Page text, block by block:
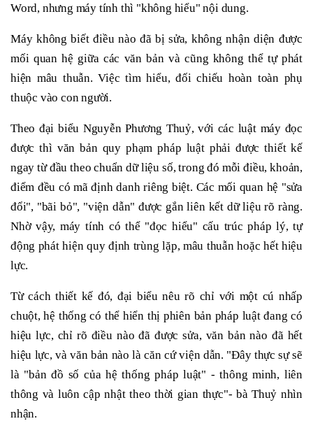
Word, nhưng máy tính thì "không hiểu" nội dung.
Máy không biết điều nào đã bị sửa, không nhận diện được
mối quan hệ giữa các văn bản và cũng không thể tự phát
hiện mâu thuẫn. Việc tìm hiểu, đối chiếu hoàn toàn phụ
thuộc vào con người.
Theo đại biểu Nguyễn Phương Thuỷ, với các luật máy đọc
được thì văn bản quy phạm pháp luật phải được thiết kế
ngay từ đầu theo chuẩn dữ liệu số, trong đó mỗi điều, khoản,
điểm đều có mã định danh riêng biệt. Các mối quan hệ "sửa
đổi", "bãi bỏ", "viện dẫn" được gắn liên kết dữ liệu rõ ràng.
Nhờ vậy, máy tính có thể "đọc hiểu" cấu trúc pháp lý, tự
động phát hiện quy định trùng lặp, mâu thuẫn hoặc hết hiệu
lực.
Từ cách thiết kế đó, đại biểu nêu rõ chỉ với một cú nhấp
chuột, hệ thống có thể hiển thị phiên bản pháp luật đang có
hiệu lực, chỉ rõ điều nào đã được sửa, văn bản nào đã hết
hiệu lực, và văn bản nào là căn cứ viện dẫn. "Đây thực sự sẽ
là "bản đồ số của hệ thống pháp luật" - thông minh, liên
thông và luôn cập nhật theo thời gian thực"- bà Thuỷ nhìn
nhận.